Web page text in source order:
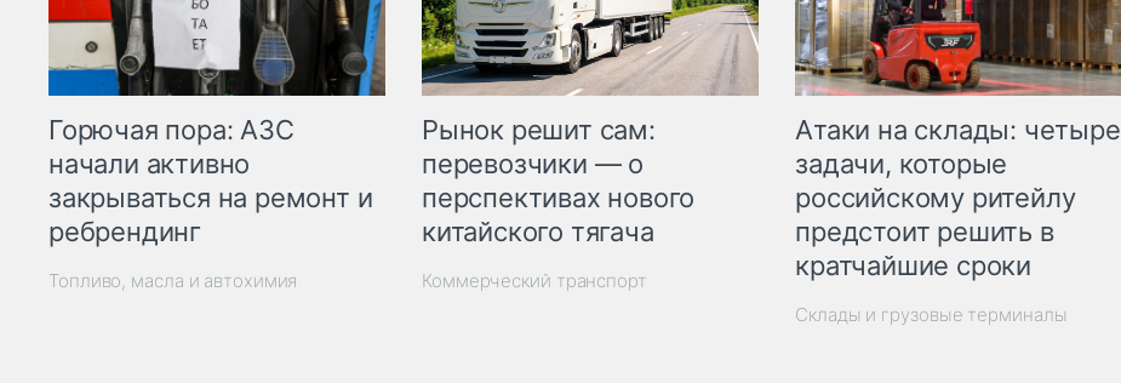
Горючая пора: АЗС
начали активно
закрываться на ремонт и
ребрендинг
Топливо, масла и автохимия
Рынок решит сам:
перевозчики — о
перспективах нового
китайского тягача
Коммерческий транспорт
Атаки на склады: четыре
задачи, которые
российскому ритейлу
предстоит решить в
кратчайшие сроки
Склады и грузовые терминалы